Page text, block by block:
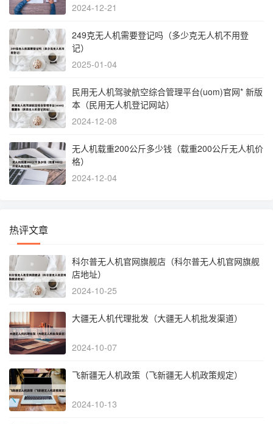
2024-12-21
249克无人机需要登记吗（多少克无人机不用登
记）
2025-01-04
民用无人机驾驶航空综合管理平台(uom)官网* 新版
本（民用无人机登记网站）
2024-12-08
无人机载重200公斤多少钱（载重200公斤无人机价
格）
2024-12-04
热评文章
科尔普无人机官网旗舰店（科尔普无人机官网旗舰
店地址）
2024-10-25
大疆无人机代理批发（大疆无人机批发渠道）
2024-10-07
飞新疆无人机政策（飞新疆无人机政策规定）
2024-10-13